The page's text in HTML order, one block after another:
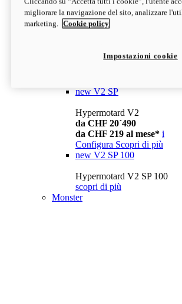
da CHF 13´990
Configura Scopri di più
newV2
da CHF 15´990
new V2 SP
Hypermotard V2
da CHF 20´490
da CHF 219 al mese* i
Configura Scopri di più
new V2 SP 100
Hypermotard V2 SP 100
scopri di più
Monster
migliorare la navigazione del sito, analizzare
marketing.
Cookie policy
Impostazioni cookie